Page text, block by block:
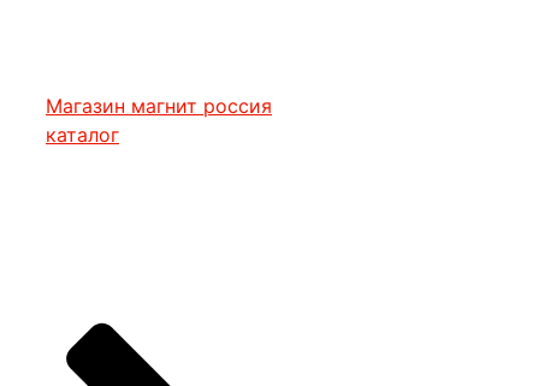
Магазин магнит россия
каталог